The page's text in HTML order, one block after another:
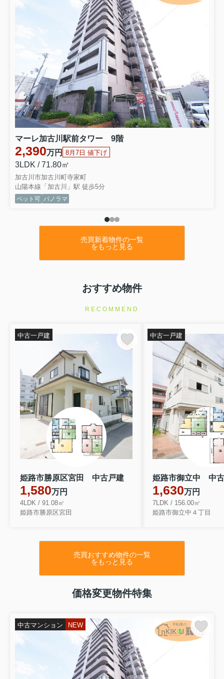
⇒物件詳細はこちらをクリックくださいませ
★種別 ：新築戸建（全2棟）
★住所 ：加古郡播磨町二子25-1期
★間取 ：2LDK+2S(納戸）
★価格 ：2,999万円
⇒物件詳細はこちらをクリックくださいませ
★種別 ：中古戸建
★住所 ：高砂市西畑3丁目
★間取 ：3LDK+1S(納戸）
★価格 ：1,749万円
⇒物件詳細はこちらをクリックくださいませ
★住所 ：姫路市岡田
★階数 ：6階
★間取 ：3LDK
⇒物件詳細はこちらをクリックくださいませ
2026.07.31
★種別 ：新築戸建（残1棟）
★価格 ：2,990万円
★住所 ：明石市二見町東二見
⇒物件詳細はこちらをクリックくださいませ
他号棟も値下げとなっております。
★種別 ：新築戸建（全7棟）
★住所 ：明石市二見町東二見
★号棟 ：F号棟
★間取 ：4LDK
★価格 ：3,290万円
⇒物件詳細はこちらをクリックくださいませ
マーレ加古川駅前タワー 9階
2,390万円 8月7日 値下げ
3LDK / 71.80㎡
加古川市加古川町寺家町
山陽本線「加古川」駅 徒歩5分
ペット可 パノラマ
売買新着物件の一覧
をもっと見る
おすすめ物件
RECOMMEND
姫路市勝原区宮田 中古戸建
1,580万円
4LDK / 91.08㎡
姫路市勝原区宮田
中古一戸建
姫路市御立中 中
1,630万円
7LDK / 156.00㎡
姫路市御立中４丁目
中古一戸建
売買おすすめ物件の一覧
をもっと見る
価格変更物件特集
中古マンション NEW